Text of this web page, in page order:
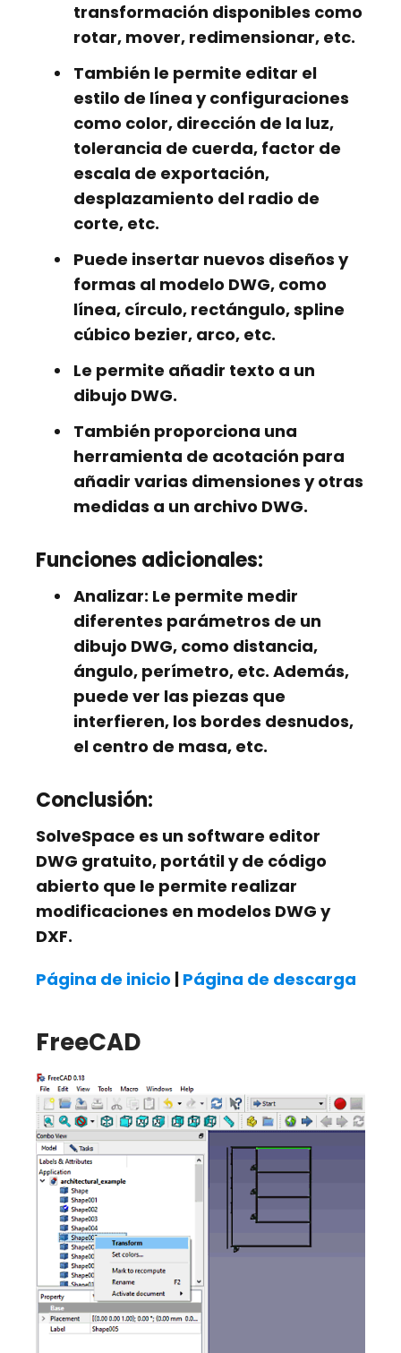
transformación disponibles como
rotar, mover, redimensionar, etc.
También le permite editar el
estilo de línea y configuraciones
como color, dirección de la luz,
tolerancia de cuerda, factor de
escala de exportación,
desplazamiento del radio de
corte, etc.
Puede insertar nuevos diseños y
formas al modelo DWG, como
línea, círculo, rectángulo, spline
cúbico bezier, arco, etc.
Le permite añadir texto a un
dibujo DWG.
También proporciona una
herramienta de acotación para
añadir varias dimensiones y otras
medidas a un archivo DWG.
Funciones adicionales:
Analizar: Le permite medir
diferentes parámetros de un
dibujo DWG, como distancia,
ángulo, perímetro, etc. Además,
puede ver las piezas que
interfieren, los bordes desnudos,
el centro de masa, etc.
Conclusión:
SolveSpace es un software editor
DWG gratuito, portátil y de código
abierto que le permite realizar
modificaciones en modelos DWG y
DXF.
Página de inicio | Página de descarga
FreeCAD